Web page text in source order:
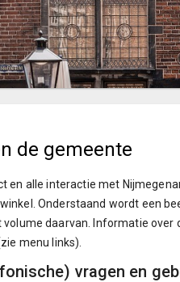
de gemeente
en alle interactie met
Onderstaand wordt een
daarvan. Informatie
menu links).
vragen en